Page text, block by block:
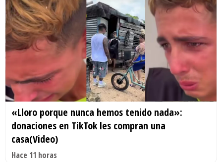
«Lloro porque nunca hemos tenido nada»:
donaciones en TikTok les compran una
casa(Video)
Hace 11 horas